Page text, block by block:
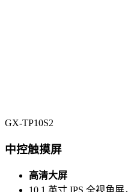
GX-TP10S2
中控触摸屏
高清大屏